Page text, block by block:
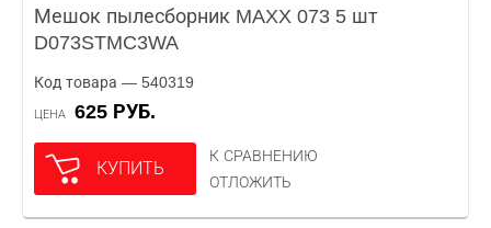
Мешок пылесборник MAXX 073 5 шт
D073STMC3WA
Код товара — 540319
ЦЕНА 625 РУБ.
КУПИТЬ
К СРАВНЕНИЮ
ОТЛОЖИТЬ